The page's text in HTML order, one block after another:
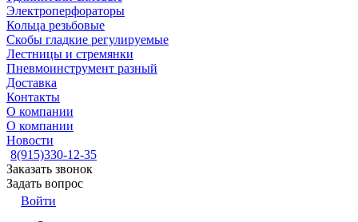
Электроперфораторы
Кольца резьбовые
Скобы гладкие регулируемые
Лестницы и стремянки
Пневмоинструмент разный
Доставка
Контакты
О компании
О компании
Новости
8(915)330-12-35
Заказать звонок
Задать вопрос
Войти